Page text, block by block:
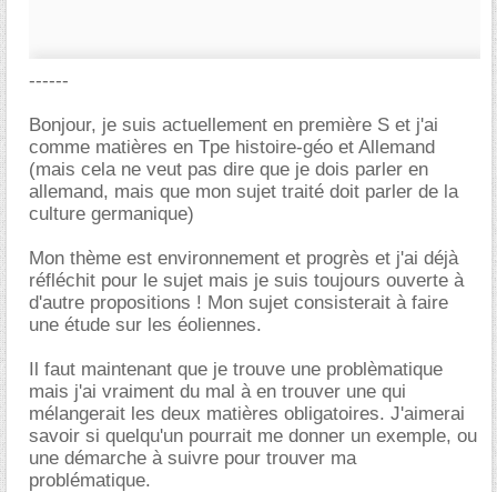
------
Bonjour, je suis actuellement en première S et j'ai
comme matières en Tpe histoire-géo et Allemand
(mais cela ne veut pas dire que je dois parler en
allemand, mais que mon sujet traité doit parler de la
culture germanique)
Mon thème est environnement et progrès et j'ai déjà
réfléchit pour le sujet mais je suis toujours ouverte à
d'autre propositions ! Mon sujet consisterait à faire
une étude sur les éoliennes.
Il faut maintenant que je trouve une problèmatique
mais j'ai vraiment du mal à en trouver une qui
mélangerait les deux matières obligatoires. J'aimerai
savoir si quelqu'un pourrait me donner un exemple, ou
une démarche à suivre pour trouver ma
problématique.